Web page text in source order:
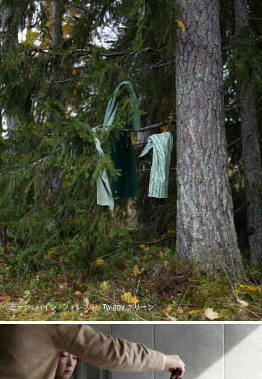
セージ / パイン / フォレスト / Twiggy グリーン